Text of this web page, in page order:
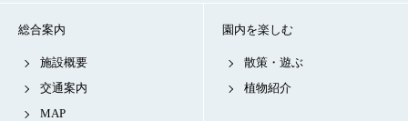
総合案内
施設概要
交通案内
MAP
園内を楽しむ
散策・遊ぶ
植物紹介